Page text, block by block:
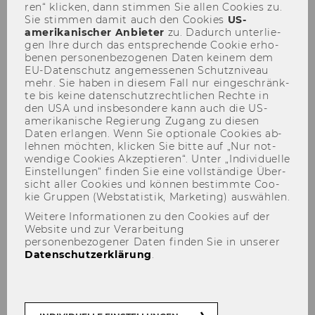
Dr. Felix Artner-Herzberg,
LL.M. (Cambridge)
ren“ kli­cken, dann stim­men Sie allen Coo­kies zu.
Sie stim­men damit auch den Coo­kies US-​
amerikanischer An­bie­ter zu. Da­durch un­ter­lie­
gen Ihre durch das ent­spre­chen­de Coo­kie er­ho­
be­nen per­so­nen­be­zo­ge­nen Daten kei­nem dem
EU-​Datenschutz an­ge­mes­se­nen Schutz­ni­veau
mehr. Sie haben in die­sem Fall nur ein­ge­schränk­
te bis keine da­ten­schutz­recht­li­chen Rech­te in
den USA und ins­be­son­de­re kann auch die US-​
amerikanische Re­gie­rung Zu­gang zu die­sen
Daten er­lan­gen. Wenn Sie op­tio­na­le Coo­kies ab­
leh­nen möch­ten, kli­cken Sie bitte auf „Nur not­
wen­di­ge Coo­kies Ak­zep­tie­ren“. Unter „In­di­vi­du­el­le
Ein­stel­lun­gen“ fin­den Sie eine voll­stän­di­ge Über­
sicht aller Coo­kies und kön­nen be­stimm­te Coo­
kie Grup­pen (Web­sta­tis­tik, Mar­ke­ting) aus­wäh­len.
Weitere Informationen zu den Cookies auf der
Website und zur Verarbeitung
personenbezogener Daten finden Sie in unserer
Datenschutzerklärung